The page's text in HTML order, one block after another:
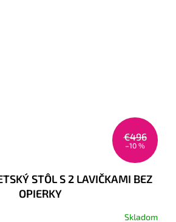
€496
–10 %
STÔL S 2 LAVIČKAMI BEZ
OPIERKY
Skladom